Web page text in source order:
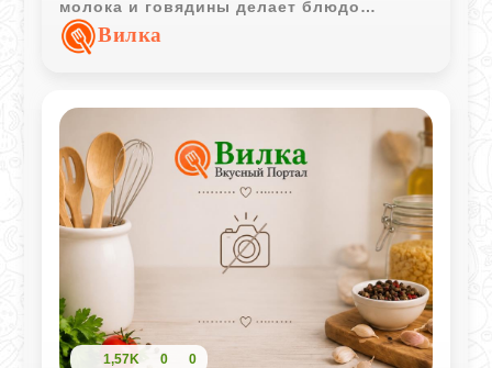
молока и говядины делает блюдо
особенно комфортным для домашнего
обеда.Вилка
1,57K 0 0